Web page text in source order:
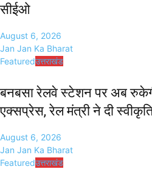
सीईओ
August 6, 2026
Jan Jan Ka Bharat
Featuredउत्तराखंड
बनबसा रेलवे स्टेशन पर अब
एक्सप्रेस, रेल मंत्री ने दी
August 6, 2026
Jan Jan Ka Bharat
Featuredउत्तराखंड